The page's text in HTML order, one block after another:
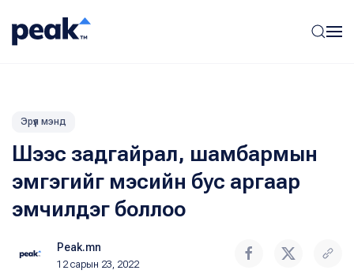
Эрүүл мэнд
Шээс задгайрал, шамбармын
эмгэгийг мэсийн бус аргаар
эмчилдэг боллоо
Peak.mn
12 сарын 23, 2022